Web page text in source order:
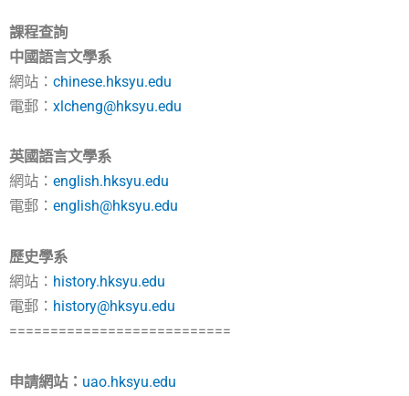
課程查詢
中國語言文學系
網站： chinese.hksyu.edu
電郵： xlcheng@hksyu.edu
英國語言文學系
網站： english.hksyu.edu
電郵： english@hksyu.edu
歷史學系
網站： history.hksyu.edu
電郵： history@hksyu.edu
===========================
申請網站： uao.hksyu.edu